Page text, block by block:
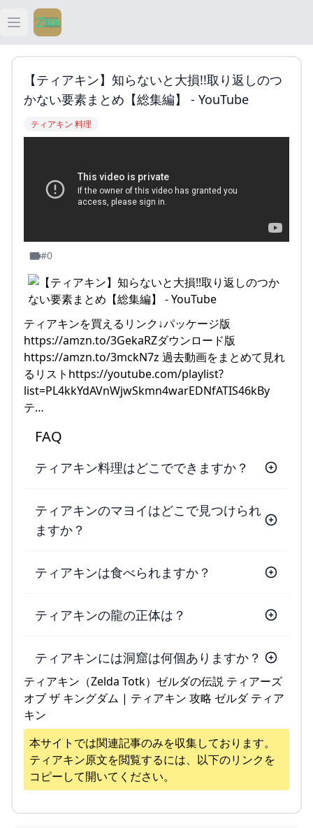
Open main menu
ティアキン
ティアキン 祠
【ティアキン】知らないと大損!!取り返しのつ
かない要素まとめ【総集編】 - YouTube
ティアキン 料理
#0
ティアキンを買えるリンク↓パッケージ版
https://amzn.to/3GekaRZダウンロード版
https://amzn.to/3mckN7z 過去動画をまとめて見れ
るリストhttps://youtube.com/playlist?
list=PL4kkYdAVnWjwSkmn4warEDNfATIS46kBy
テ…
FAQ
ティアキン料理はどこでできますか？
ティアキンのマヨイはどこで見つけられ
ますか？
ティアキンは食べられますか？
ティアキンの龍の正体は？
ティアキンには洞窟は何個ありますか？
ティアキン（Zelda Totk）ゼルダの伝説 ティアーズ
オブ ザ キングダム | ティアキン 攻略 ゼルダ ティア
キン
本サイトでは関連記事のみを収集しております。
ティアキン原文を閲覧するには、以下のリンクを
コピーして開いてください。